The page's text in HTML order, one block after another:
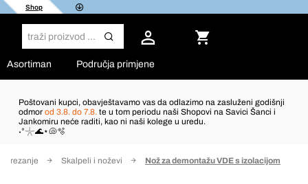
Shop
Asortiman Područja primjene
Poštovani kupci, obavještavamo vas da odlazimo na zasluženi godišnji
odmor od 3.8. do 7.8. te u tom periodu naši Shopovi na Savici Šanci i
Jankomiru neće raditi, kao ni naši kolege u uredu.
˖°𓇼🌊⋆🐚🫧
rezanje Skalpeli i noževi Nož za demontažu VDE s izolacijom